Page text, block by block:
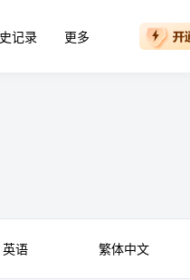
记录 更多
英语 繁体中文